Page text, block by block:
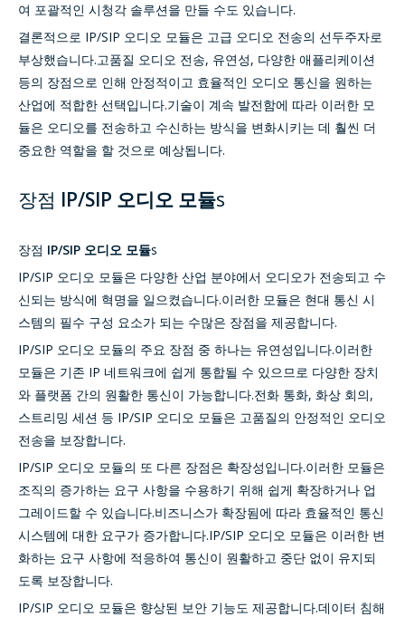
여 포괄적인 시청각 솔루션을 만들 수도 있습니다.
결론적으로 IP/SIP 오디오 모듈은 고급 오디오 전송의 선두주자로
부상했습니다.고품질 오디오 전송, 유연성, 다양한 애플리케이션
등의 장점으로 인해 안정적이고 효율적인 오디오 통신을 원하는
산업에 적합한 선택입니다.기술이 계속 발전함에 따라 이러한 모
듈은 오디오를 전송하고 수신하는 방식을 변화시키는 데 훨씬 더
중요한 역할을 할 것으로 예상됩니다.
장점 IP/SIP 오디오 모듈s
장점 IP/SIP 오디오 모듈s
IP/SIP 오디오 모듈은 다양한 산업 분야에서 오디오가 전송되고 수
신되는 방식에 혁명을 일으켰습니다.이러한 모듈은 현대 통신 시
스템의 필수 구성 요소가 되는 수많은 장점을 제공합니다.
IP/SIP 오디오 모듈의 주요 장점 중 하나는 유연성입니다.이러한
모듈은 기존 IP 네트워크에 쉽게 통합될 수 있으므로 다양한 장치
와 플랫폼 간의 원활한 통신이 가능합니다.전화 통화, 화상 회의,
스트리밍 세션 등 IP/SIP 오디오 모듈은 고품질의 안정적인 오디오
전송을 보장합니다.
IP/SIP 오디오 모듈의 또 다른 장점은 확장성입니다.이러한 모듈은
조직의 증가하는 요구 사항을 수용하기 위해 쉽게 확장하거나 업
그레이드할 수 있습니다.비즈니스가 확장됨에 따라 효율적인 통신
시스템에 대한 요구가 증가합니다.IP/SIP 오디오 모듈은 이러한 변
화하는 요구 사항에 적응하여 통신이 원활하고 중단 없이 유지되
도록 보장합니다.
IP/SIP 오디오 모듈은 향상된 보안 기능도 제공합니다.데이터 침해